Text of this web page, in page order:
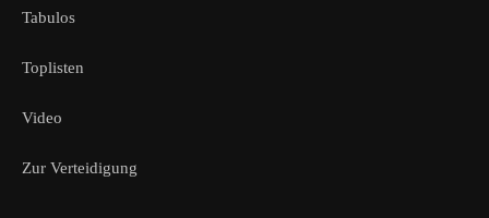
Tabulos
Toplisten
Video
Zur Verteidigung